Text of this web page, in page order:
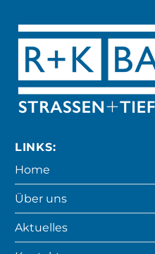
LINKS:
Home
Über uns
Aktuelles